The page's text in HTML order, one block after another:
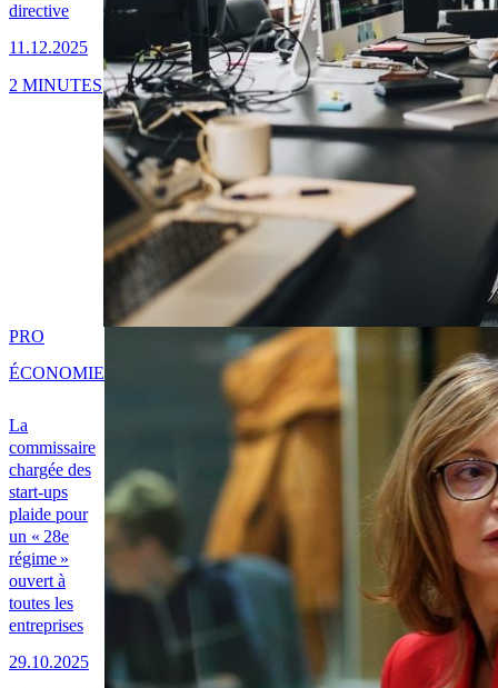
directive
11.12.2025
2 MINUTES
La
commissaire
chargée des
start-ups
plaide pour
un « 28e
régime »
ouvert à
toutes les
entreprises
29.10.2025
PRO
ÉCONOMIE